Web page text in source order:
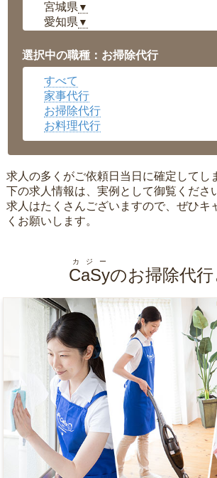
宮城県 ▼
愛知県 ▼
岡山県▼
広島県▼
沖縄県
選択中の職種：お掃除代行
すべて
家事代行
お掃除代行
お料理代行
求人の多くがご依頼日当日に確定してし
下の求人情報は、実例として御覧くださ
求人はたくさんございますので、ぜひキ
くお願いします。
CaSy
カジー
のお掃除代行